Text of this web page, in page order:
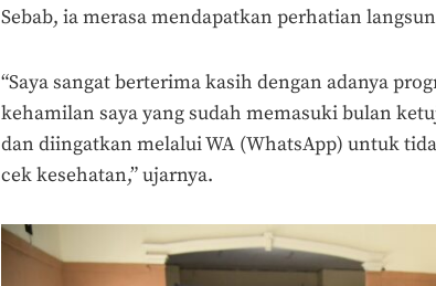
Sebab, ia merasa mendapatkan perhatian
“Saya sangat berterima kasih dengan adanya
kehamilan saya yang sudah memasuki bulan
dan diingatkan melalui WA (WhatsApp) untuk
cek kesehatan,” ujarnya.